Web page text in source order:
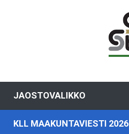
JAOSTOVALIKKO
KLL MAAKUNTAVIESTI 2026